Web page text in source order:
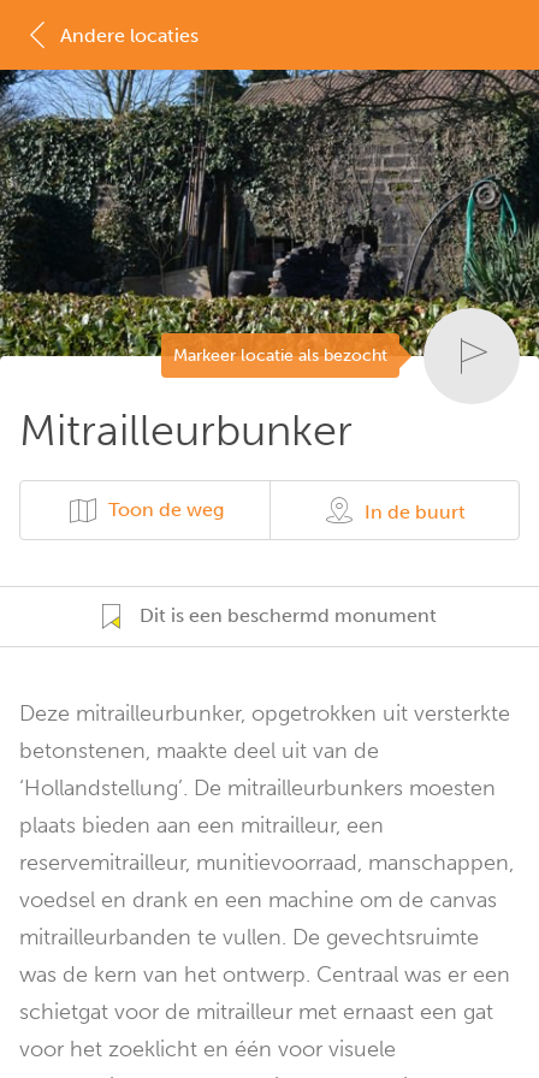
Markeer locatie als bezocht
Mitrailleurbunker
Toon de weg In de buurt
Dit is een beschermd monument
Deze mitrailleurbunker, opgetrokken uit versterkte
betonstenen, maakte deel uit van de
‘Hollandstellung’. De mitrailleurbunkers moesten
plaats bieden aan een mitrailleur, een
reservemitrailleur, munitievoorraad, manschappen,
voedsel en drank en een machine om de canvas
mitrailleurbanden te vullen. De gevechtsruimte
was de kern van het ontwerp. Centraal was er een
schietgat voor de mitrailleur met ernaast een gat
voor het zoeklicht en één voor visuele
Andere locaties
MAP LIJST